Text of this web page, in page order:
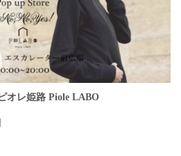
オレ姫路 Piole LABO